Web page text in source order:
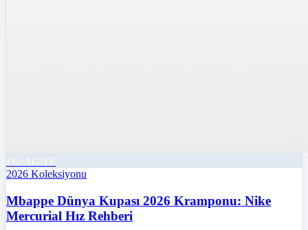
FG/AG/TF
2026 Koleksiyonu
Mbappe Dünya Kupası 2026 Kramponu: Nike
Mercurial Hız Rehberi